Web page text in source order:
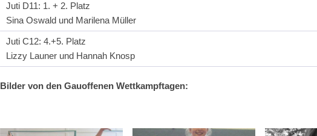
Juti D11: 1. + 2. Platz
Sina Oswald und Marilena Müller
Juti C12: 4.+5. Platz
Lizzy Launer und Hannah Knosp
Bilder von den Gauoffenen Wettkampftagen: